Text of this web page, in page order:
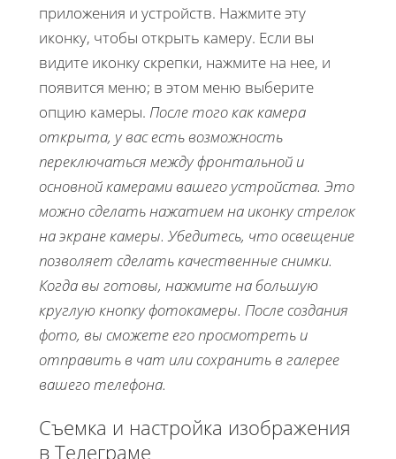
приложения и устройств. Нажмите эту
иконку, чтобы открыть камеру. Если вы
видите иконку скрепки, нажмите на нее, и
появится меню; в этом меню выберите
опцию камеры. После того как камера
открыта, у вас есть возможность
переключаться между фронтальной и
основной камерами вашего устройства. Это
можно сделать нажатием на иконку стрелок
на экране камеры. Убедитесь, что освещение
позволяет сделать качественные снимки.
Когда вы готовы, нажмите на большую
круглую кнопку фотокамеры. После создания
фото, вы сможете его просмотреть и
отправить в чат или сохранить в галерее
вашего телефона.
Съемка и настройка изображения
в Телеграме